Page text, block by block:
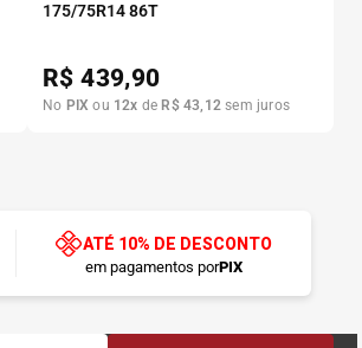
175/75R14 86T
R$439,90
No PIX ou 12x de R$ 43, 12 sem juros
ATÉ 10% DE DESCONTO
em pagamentos porPIX